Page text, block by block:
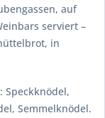
auf
serviert –
in
Speckknödel,
Semmelknödel.